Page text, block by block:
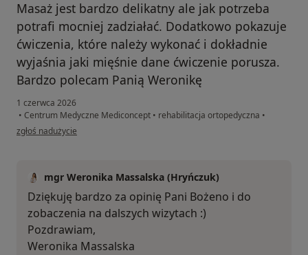
Masaż jest bardzo delikatny ale jak potrzeba
potrafi mocniej zadziałać. Dodatkowo pokazuje
ćwiczenia, które należy wykonać i dokładnie
wyjaśnia jaki mięśnie dane ćwiczenie porusza.
Bardzo polecam Panią Weronikę
1 czerwca 2026
• Centrum Medyczne Mediconcept • rehabilitacja ortopedyczna •
w opinii użytkownika Bożena
zgłoś nadużycie
mgr Weronika Massalska (Hryńczuk)
Dziękuję bardzo za opinię Pani Bożeno i do
zobaczenia na dalszych wizytach :)
Pozdrawiam,
Weronika Massalska